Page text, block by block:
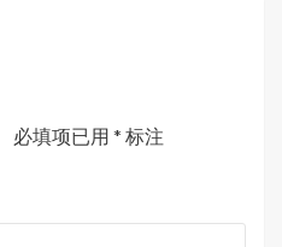
必填项已用 * 标注